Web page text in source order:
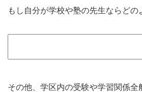
もし自分が学校や塾の先生ならどの
その他、学区内の受験や学習関係全